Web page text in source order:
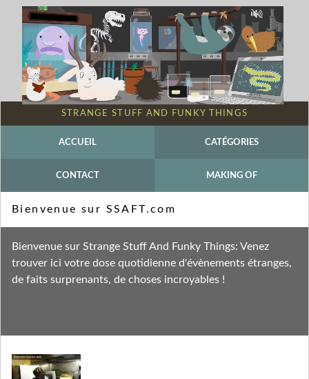
STRANGE STUFF AND FUNKY THINGS
ACCUEIL CATÉGORIES
CONTACT MAKING OF
Fil des commentaires
Bienvenue sur SSAFT.com
Bienvenue sur Strange Stuff And Funky Things: Venez
trouver ici votre dose quotidienne d'évènements étranges,
de faits surprenants, de choses incroyables !